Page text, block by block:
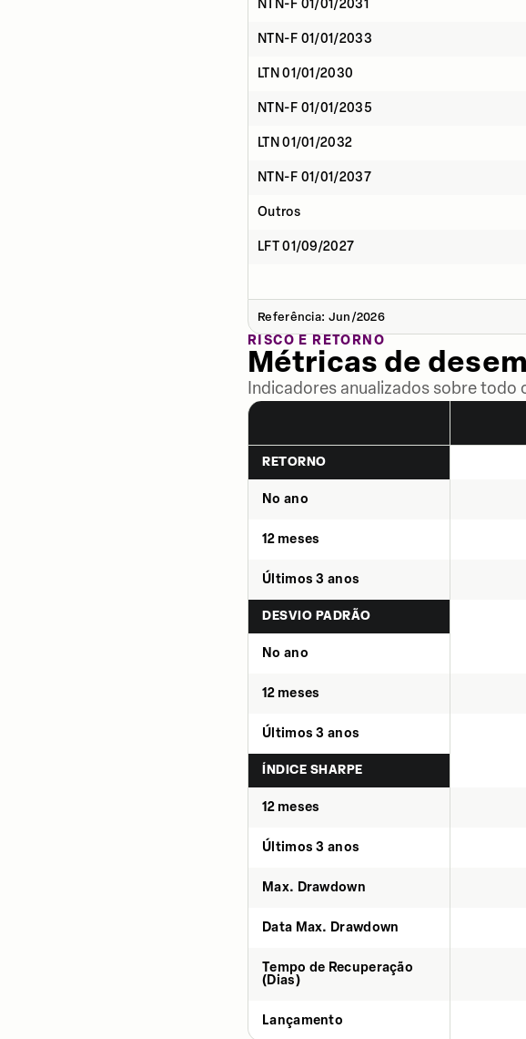
NTN-F 01/01/2031
NTN-F 01/01/2033
LTN 01/01/2030
NTN-F 01/01/2035
LTN 01/01/2032
NTN-F 01/01/2037
Outros
LFT 01/09/2027
Referência: Jun/2026
RISCO E RETORNO
Métricas de
Indicadores anualizados sobre
RETORNO
No ano
12 meses
Últimos 3 anos
DESVIO PADRÃO
No ano
12 meses
Últimos 3 anos
ÍNDICE SHARPE
12 meses
Últimos 3 anos
Max. Drawdown
Data Max. Drawdown
Tempo de Recuperação
(Dias)
Lançamento